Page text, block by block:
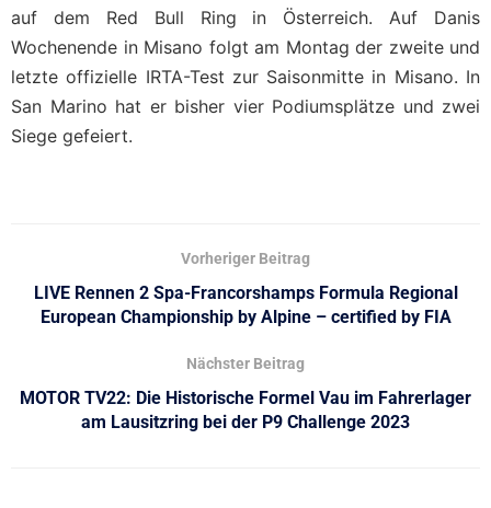
auf dem Red Bull Ring in Österreich. Auf Danis
Wochenende in Misano folgt am Montag der zweite und
letzte offizielle IRTA-Test zur Saisonmitte in Misano. In
San Marino hat er bisher vier Podiumsplätze und zwei
Siege gefeiert.
Vorheriger Beitrag
LIVE Rennen 2 Spa-Francorshamps Formula Regional
European Championship by Alpine – certified by FIA
Nächster Beitrag
MOTOR TV22: Die Historische Formel Vau im Fahrerlager
am Lausitzring bei der P9 Challenge 2023